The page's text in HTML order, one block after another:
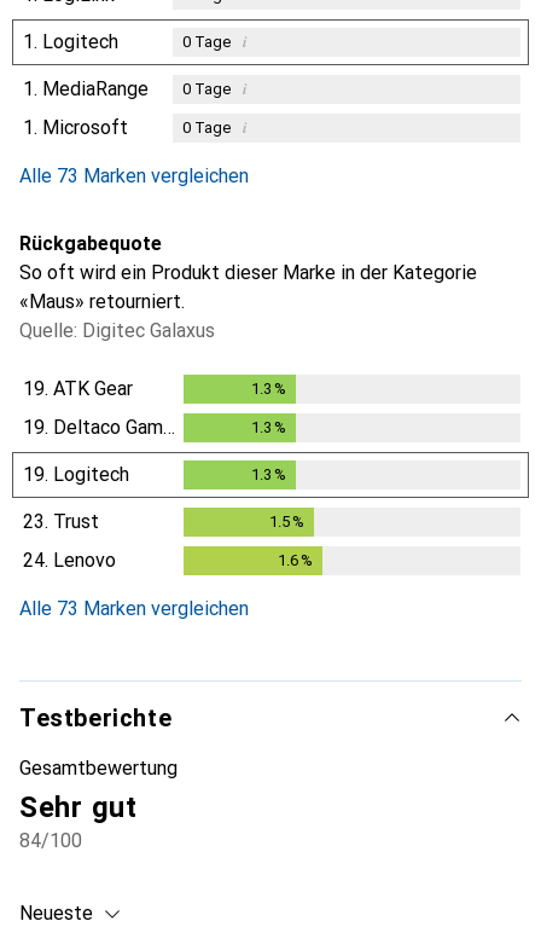
1. Logitech 0Tage i
1. MediaRange 0Tage i
1. Microsoft 0Tage i
Alle 73 Marken vergleichen
Rückgabequote
So oft wird ein Produkt dieser Marke in der Kategorie
«Maus» retourniert.
Quelle: Digitec Galaxus
19. ATK Gear 1.3 %
19. Deltaco Gaming 1.3 %
19. Logitech 1.3 %
23. Trust 1.5%
24. Lenovo 1.6 %
Alle 73 Marken vergleichen
Testberichte
Gesamtbewertung
Sehr gut
84/100
Neueste